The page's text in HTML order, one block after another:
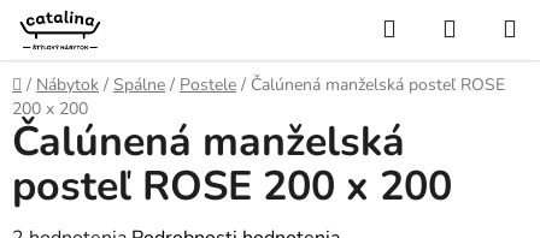
Prejsť
obsah
Hľadať
KOŠÍK
Domov
/ Nábytok / Spálne / Postele / Čalúnená manželská posteľ ROSE
200 x 200
Čalúnená manželská
posteľ ROSE 200 x 200